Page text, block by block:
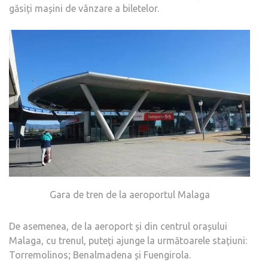
găsiți mașini de vânzare a biletelor.
Gara de tren de la aeroportul Malaga
De asemenea, de la aeroport și din centrul orașului
Malaga, cu trenul, puteți ajunge la următoarele stațiuni:
Torremolinos; Benalmadena și Fuengirola.